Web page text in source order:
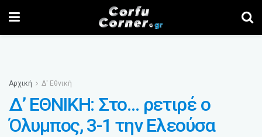
Αρχική Δ' Εθνική
Δ’ ΕΘΝΙΚΗ: Στο… ρετιρέ ο
Όλυμπος, 3-1 την Ελεούσα